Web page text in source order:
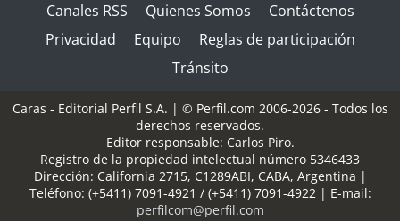
Canales RSS Quienes Somos
Contáctenos
Privacidad
Equipo
Reglas de participación
Tránsito
Caras - Editorial Perfil S.A. | © Perfil.com 2006-2026 - Todos los
derechos reservados.
Editor responsable: Carlos Piro.
Registro de la propiedad intelectual número 5346433
Dirección: California 2715, C1289ABI, CABA, Argentina |
Teléfono: (+5411) 7091-4921 / (+5411) 7091-4922| E-mail:
perfilcom@perfil.com